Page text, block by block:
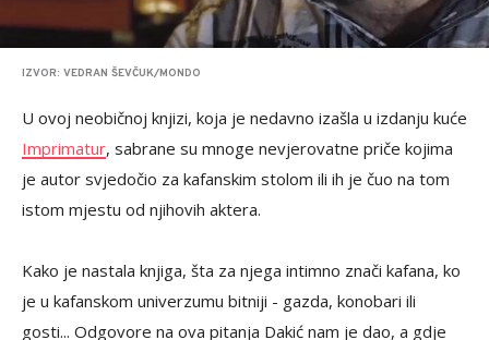
IZVOR: VEDRAN ŠEVČUK/MONDO
U ovoj neobičnoj knjizi, koja je nedavno izašla u izdanju kuće
Imprimatur, sabrane su mnoge nevjerovatne priče kojima
je autor svjedočio za kafanskim stolom ili ih je čuo na tom
istom mjestu od njihovih aktera.
Kako je nastala knjiga, šta za njega intimno znači kafana, ko
je u kafanskom univerzumu bitniji - gazda, konobari ili
gosti... Odgovore na ova pitanja Dakić nam je dao, a gdje